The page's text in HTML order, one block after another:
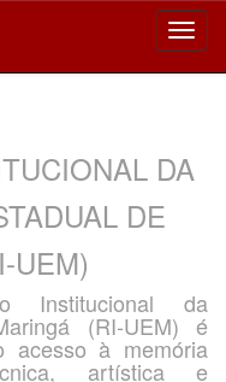
DA
DE
UEM)
Institucional da
(RI-UEM) é
acesso à memória
artística e